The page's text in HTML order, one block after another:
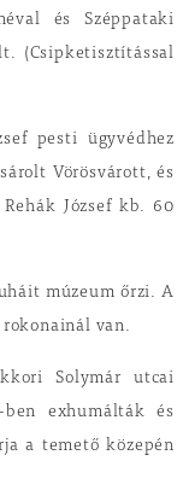
és Széppataki
(Csipketisztítással
pesti ügyvédhez
Vörösvárott, és
József kb. 60
múzeum őrzi. A
van.
Solymár utcai
exhumálták és
a temető közepén